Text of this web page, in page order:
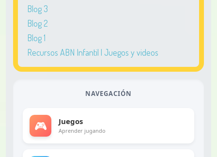
Blog 3
Blog 2
Blog 1
Recursos ABN Infantil | Juegos y videos
NAVEGACIÓN
🎮 Juegos
Aprender jugando